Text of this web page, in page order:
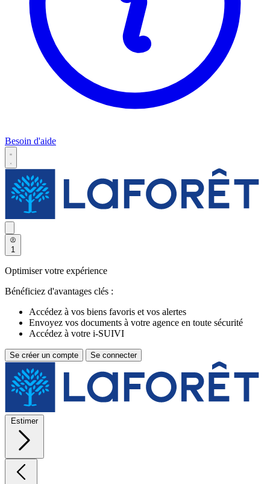
Besoin d'aide
1
Optimiser votre expérience
Bénéficiez d'avantages clés :
Accédez à vos biens favoris et vos alertes
Envoyez vos documents à votre agence en toute sécurité
Accédez à votre i-SUIVI
Se créer un compte Se connecter
Estimer